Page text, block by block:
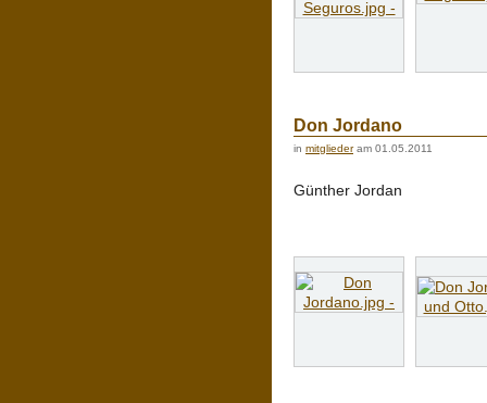
Don Jordano
in mitgliederam 01.05.2011
Günther Jordan